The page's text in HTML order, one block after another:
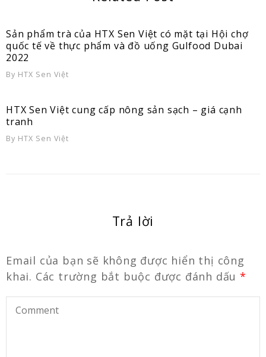
Sản phẩm trà của HTX Sen Việt có mặt tại Hội chợ
quốc tế về thực phẩm và đồ uống Gulfood Dubai
2022
By HTX Sen Việt
HTX Sen Việt cung cấp nông sản sạch – giá cạnh
tranh
By HTX Sen Việt
Trả lời
Email của bạn sẽ không được hiển thị công
khai. Các trường bắt buộc được đánh dấu *